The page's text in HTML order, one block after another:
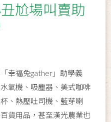
尬場叫賣助
幸福兔gather」助學義
氧機、吸塵器、美式咖啡
、熱壓吐司機、藍芽喇
貨用品，甚至漢光農業也